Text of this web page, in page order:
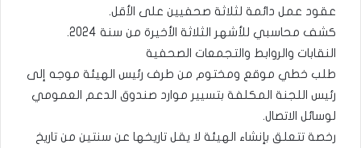
عقود عمل دائمة لثلاثة صحفيين على الأقل.
كشف محاسبي للأشهر الثلاثة الأخيرة من سنة 2024.
النقابات والروابط والتجمعات الصحفية
طلب خطي موقع ومختوم من طرف رئيس الهيئة موجه إلى
رئيس اللجنة المكلفة بتسيير موارد صندوق الدعم العمومي
لوسائل الاتصال.
رخصة تتعلق بإنشاء الهيئة لا يقل تاريخها عن سنتين من تاريخ